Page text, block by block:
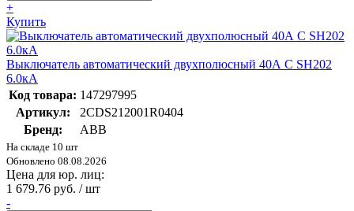
+
Купить
Выключатель автоматический двухполюсный 40А С SH202
6.0кА
Код товара: 147297995
Артикул:
2CDS212001R0404
Бренд:
ABB
На складе 10 шт
Обновлено 08.08.2026
Цена для юр. лиц:
1 679.76 руб. / шт
-